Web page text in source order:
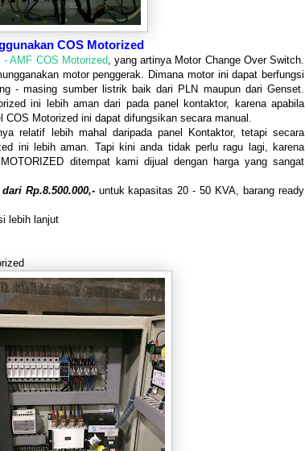
COS Motorized
- AMF COS Motorized, yang artinya Motor Change Over Switch.
motor penggerak. Dimana motor ini dapat berfungsi
- masing sumber listrik baik dari PLN maupun dari Genset.
ini lebih aman dari pada panel kontaktor, karena apabila
COS Motorized ini dapat difungsikan secara manual.
relatif lebih mahal daripada panel Kontaktor, tetapi secara
ini lebih aman. Tapi kini anda tidak perlu ragu lagi, karena
ditempat kami dijual dengan harga yang sangat
Rp.8.500.000,- untuk kapasitas 20 - 50 KVA, barang ready
lebih lanjut